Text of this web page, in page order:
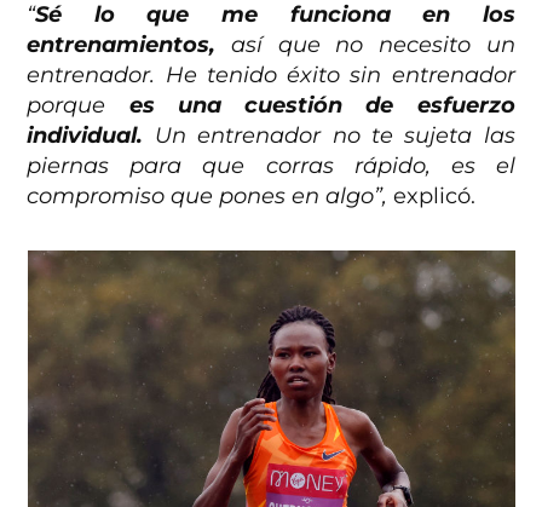
“Sé lo que me funciona en los
entrenamientos, así que no necesito un
entrenador. He tenido éxito sin entrenador
porque es una cuestión de esfuerzo
individual. Un entrenador no te sujeta las
piernas para que corras rápido, es el
compromiso que pones en algo”, explicó.